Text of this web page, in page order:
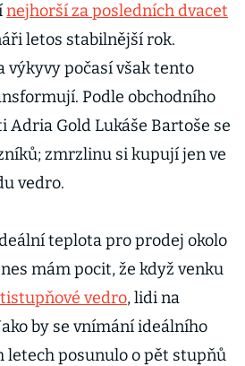
nejhorší za posledních dvacet
letos stabilnější rok.
výkyvy počasí však tento
Podle obchodního
Adria Gold Lukáše Bartoše se
zmrzlinu si kupují jen ve
vedro.
teplota pro prodej okolo
mám pocit, že když venku
vedro, lidi na
by se vnímání ideálního
letech posunulo o pět stupňů